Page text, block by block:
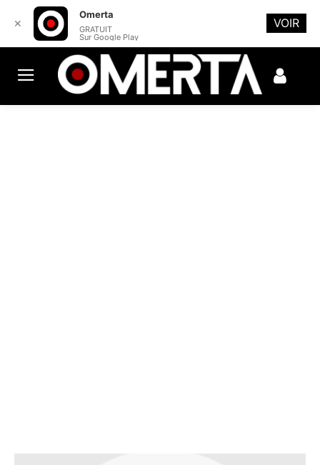
✕
Omerta
GRATUIT
Sur Google Play
VOIR